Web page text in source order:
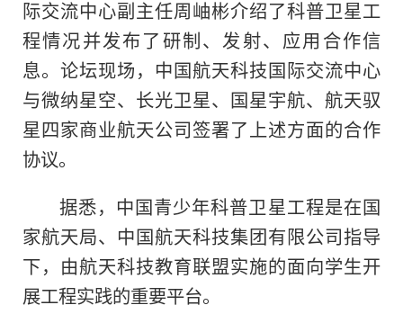
际交流中心副主任周岫彬介绍了科普卫星工
程情况并发布了研制、发射、应用合作信
息。论坛现场，中国航天科技国际交流中心
与微纳星空、长光卫星、国星宇航、航天驭
星四家商业航天公司签署了上述方面的合作
协议。
据悉，中国青少年科普卫星工程是在国
家航天局、中国航天科技集团有限公司指导
下，由航天科技教育联盟实施的面向学生开
展工程实践的重要平台。